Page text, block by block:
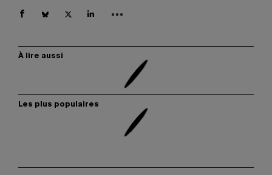
À lire aussi
Les plus populaires